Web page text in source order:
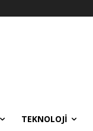
TEKNOLOJI